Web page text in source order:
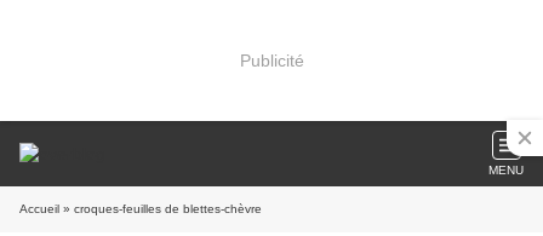
Publicité
MENU
Accueil » croques-feuilles de blettes-chèvre